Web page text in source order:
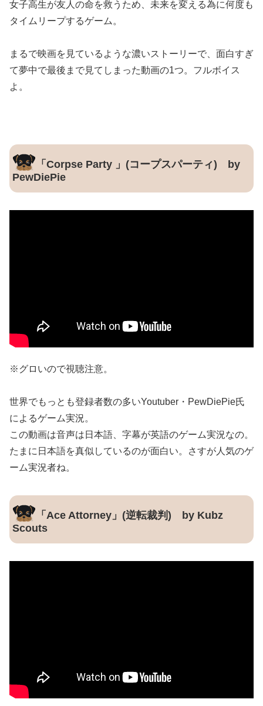
女子高生が友人の命を救うため、未来を変える為に何度も
タイムリープするゲーム。
まるで映画を見ているような濃いストーリーで、面白すぎ
て夢中で最後まで見てしまった動画の1つ。フルボイス
よ。
「Corpse Party 」(コープスパーティ) by
PewDiePie
※グロいので視聴注意。
世界でもっとも登録者数の多いYoutuber・PewDiePie氏
によるゲーム実況。
この動画は音声は日本語、字幕が英語のゲーム実況なの。
たまに日本語を真似しているのが面白い。さすが人気のゲ
ーム実況者ね。
「Ace Attorney」(逆転裁判) by Kubz
Scouts